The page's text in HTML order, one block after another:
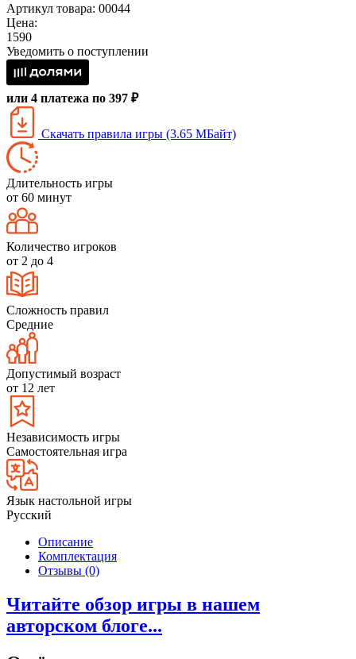
Артикул товара: 00044
Цена:
1590
Уведомить о поступлении
или 4 платежа по 397 ₽
Скачать правила игры (3.65 МБайт)
Длительность игры
от 60 минут
Количество игроков
от 2 до 4
Сложность правил
Средние
Допустимый возраст
от 12 лет
Независимость игры
Самостоятельная игра
Язык настольной игры
Русский
Описание
Комплектация
Отзывы (0)
Читайте обзор игры в нашем
авторском блоге...